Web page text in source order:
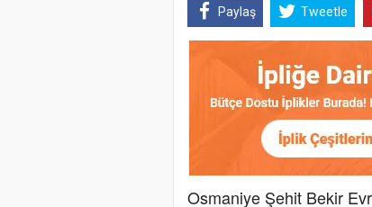
Paylaş Tweetle
Osmaniye Şehit Bekir